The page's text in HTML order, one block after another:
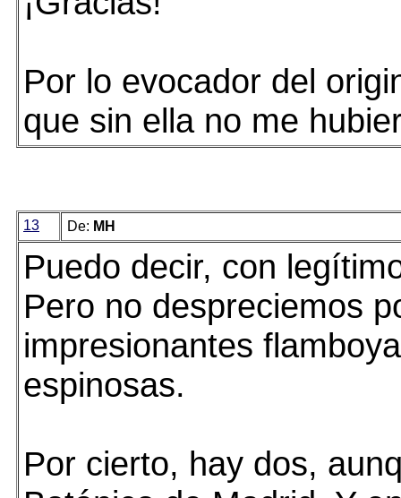
Por lo evocador del
que sin ella no me
13 De: MH
Puedo decir, con
Pero no despreciemos
impresionantes
espinosas.
Por cierto, hay dos,